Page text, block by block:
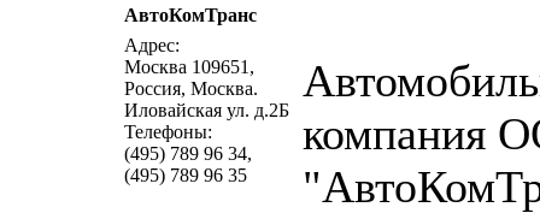
АвтоКомТранс
Адрес:
Москва 109651,
Россия, Москва.
Иловайская ул. д.2Б
Телефоны:
(495) 789 96 34,
(495) 789 96 35
компания